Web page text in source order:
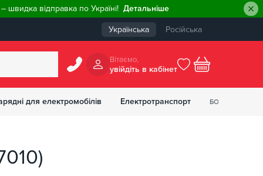
швидка відправка по Україні! Детальніше
Українська Російська
Вiтаємо,
увiйдiть в кабiнет
БОНУСІВ
для електромобілів Електротранспорт